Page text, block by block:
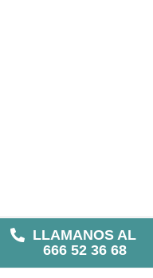
Consulting | All rights
LLAMANOS AL
666 52 36 68